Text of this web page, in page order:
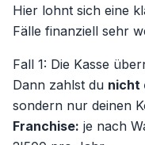
Hier lohnt sich eine
Fälle finanziell sehr
Fall 1: Die Kasse
Dann zahlst du nicht
sondern nur deinen
Franchise: je nach